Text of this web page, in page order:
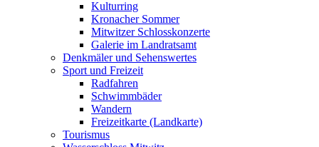
Kulturring
Kronacher Sommer
Mitwitzer Schlosskonzerte
Galerie im Landratsamt
Denkmäler und Sehenswertes
Sport und Freizeit
Radfahren
Schwimmbäder
Wandern
Freizeitkarte (Landkarte)
Tourismus